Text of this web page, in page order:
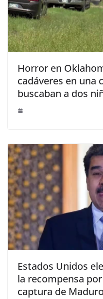
Horror en
cadáveres en una
buscaban a dos
Estados Unidos
la recompensa
captura de Maduro